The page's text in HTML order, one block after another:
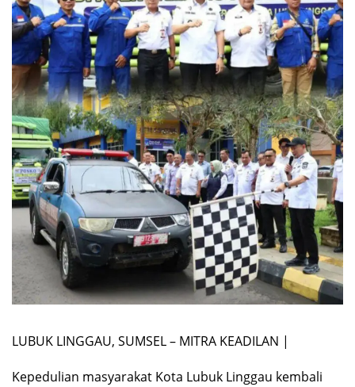
LUBUK LINGGAU, SUMSEL – MITRA KEADILAN |
Kepedulian masyarakat Kota Lubuk Linggau kembali